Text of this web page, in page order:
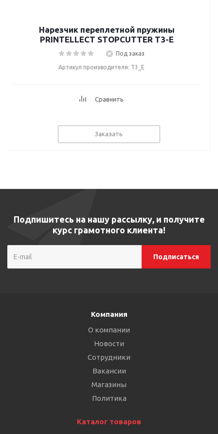
Нарезчик переплетной пружины
PRINTELLECT STOPCUTTER T3-E
Под заказ
Артикул производителя: T3_E
Сравнить
Заказать
Подпишитесь на нашу рассылку, и получите
курс грамотного клиента!
Компания
О компании
Новости
Сотрудники
Вакансии
Магазины
Политика
Каталог товаров